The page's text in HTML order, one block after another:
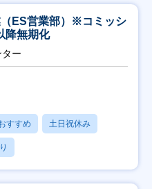
ES営業部）※コミッシ
降無期化
ー
すすめ 土日祝休み